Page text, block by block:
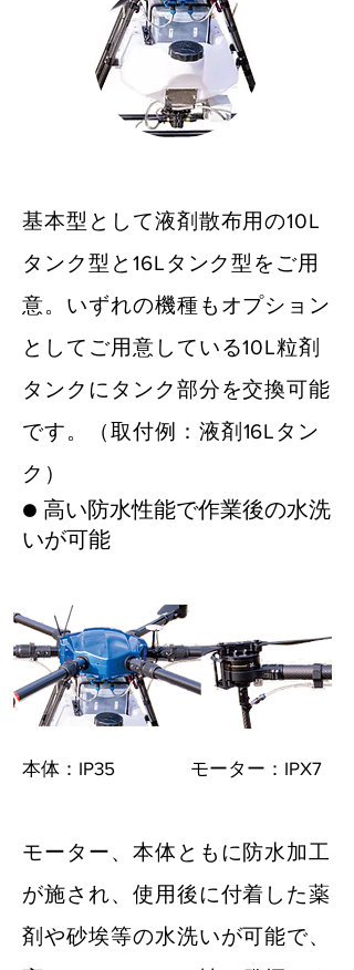
基本型として液剤散布用の10L
タンク型と16Lタンク型をご用
意。いずれの機種もオプション
としてご用意している10L粒剤
タンクにタンク部分を交換可能
です。
​（取付例：液剤16Lタン
ク）
​モーター、本体ともに防水加工
が施され、使用後に付着した薬
剤や砂埃等の水洗いが可能で、
本体：IP35 モーター：IPX7
​● 高い防水性能で作業後の水洗
いが可能